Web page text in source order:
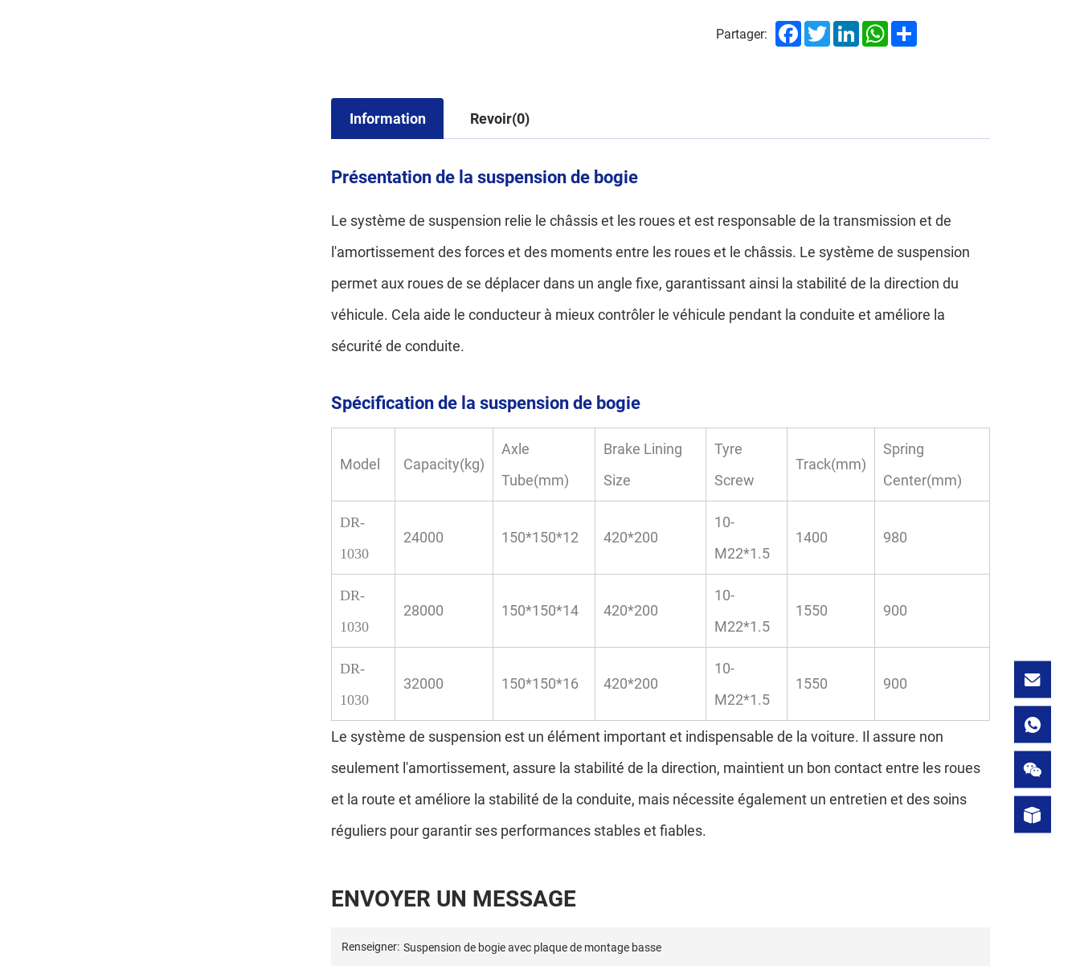
Partager: FacebookTwitterLinkedInWhatsApp
Information Revoir(0)
Présentation de la suspension de bogie
Le système de suspension relie le châssis et les roues et est responsable de la transmission et de
l'amortissement des forces et des moments entre les roues et le châssis. Le système de suspension
permet aux roues de se déplacer dans un angle fixe, garantissant ainsi la stabilité de la direction du
véhicule. Cela aide le conducteur à mieux contrôler le véhicule pendant la conduite et améliore la
sécurité de conduite.
Spécification de la suspension de bogie
Model Capacity(kg)
Axle
Tube(mm)
Brake Lining
Size
Tyre
Screw
Track(mm)
Spring
Center(mm)
DR-
1030
24000 150*150*12 420*200
10-
M22*1.5
1400 980
DR-
1030
28000 150*150*14 420*200
10-
M22*1.5
1550 900
DR-
1030
32000 150*150*16 420*200
10-
M22*1.5
1550 900
Le système de suspension est un élément important et indispensable de la voiture. Il assure non
seulement l'amortissement, assure la stabilité de la direction, maintient un bon contact entre les roues
et la route et améliore la stabilité de la conduite, mais nécessite également un entretien et des soins
réguliers pour garantir ses performances stables et fiables.
ENVOYER UN MESSAGE
Renseigner: